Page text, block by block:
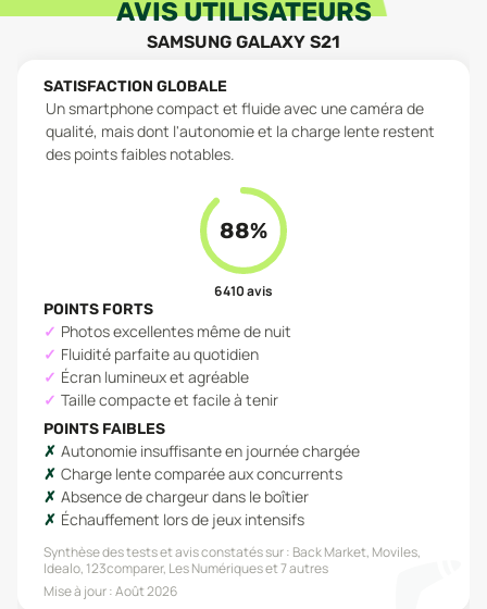
AVIS UTILISATEURS
SAMSUNG GALAXY S21
SATISFACTION GLOBALE
Un smartphone compact et fluide avec une caméra de
qualité, mais dont l'autonomie et la charge lente restent
des points faibles notables.
88%
6 410avis
POINTS FORTS
Photos excellentes même de nuit
Fluidité parfaite au quotidien
Écran lumineux et agréable
Taille compacte et facile à tenir
POINTS FAIBLES
Autonomie insuffisante en journée chargée
Charge lente comparée aux concurrents
Absence de chargeur dans le boîtier
Échauffement lors de jeux intensifs
Synthèse des tests et avis constatés sur : Back Market, Moviles,
Idealo, 123comparer, Les Numériqueset 7 autres
Mise à jour :Août 2026